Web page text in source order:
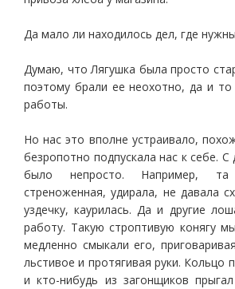
Да мало ли находилось дел, где
Думаю, что Лягушка была просто
поэтому брали ее неохотно, да и то
работы.
Но нас это вполне устраивало,
безропотно подпускала нас к себе.
было непросто. Например,
стреноженная, удирала, не давала
уздечку, каурилась. Да и другие
работу. Такую строптивую конягу
медленно смыкали его,
льстивое и протягивая руки. Кольцо
и кто-нибудь из загонщиков